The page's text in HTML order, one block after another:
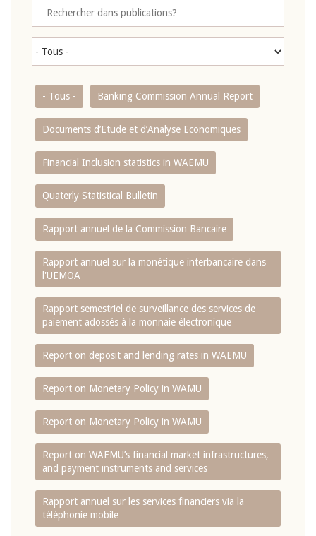
- Tous - Banking Commission Annual Report
Documents d’Etude et d’Analyse Economiques
Financial Inclusion statistics in WAEMU
Quaterly Statistical Bulletin
Rapport annuel de la Commission Bancaire
Rapport annuel sur la monétique interbancaire dans
l'UEMOA
Rapport semestriel de surveillance des services de
paiement adossés à la monnaie électronique
Report on deposit and lending rates in WAEMU
Report on Monetary Policy in WAMU
Report on Monetary Policy in WAMU
Report on WAEMU’s financial market infrastructures,
and payment instruments and services
Rapport annuel sur les services financiers via la
téléphonie mobile